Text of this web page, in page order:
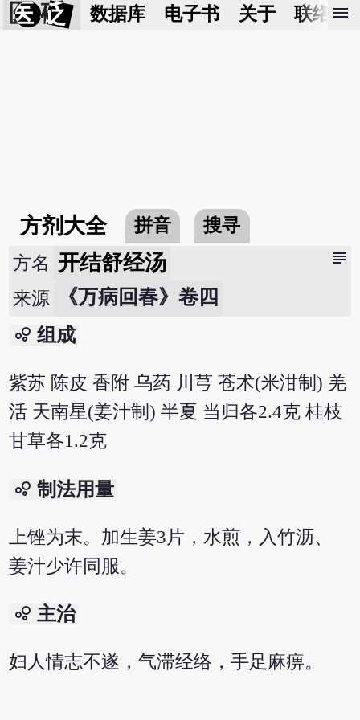
医 砭 数据库 电子书 关于 联络我
menu
方剂大全 拼音 搜寻
subject
方名 开结舒经汤
来源 《万病回春》卷四
bubble_chart 组成
紫苏 陈皮 香附 乌药 川芎 苍术(米泔制) 羌
活 天南星(姜汁制) 半夏 当归各2.4克 桂枝
甘草各1.2克
bubble_chart 制法用量
上锉为末。加生姜3片，水煎，入竹沥、
姜汁少许同服。
bubble_chart 主治
妇人情志不遂，气滞经络，手足麻痹。